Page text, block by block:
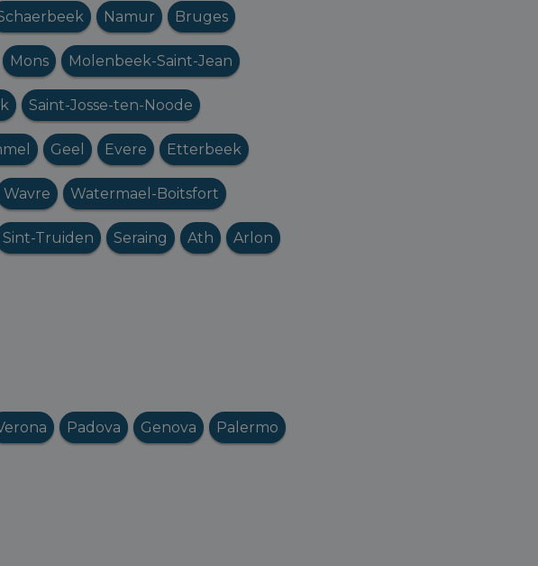
Namur Bruges
Mons Molenbeek-Saint-Jean
Saint-Josse-ten-Noode
Geel Evere Etterbeek
Wavre Watermael-Boitsfort
Sint-Truiden Seraing Ath Arlon
Padova Genova Palermo